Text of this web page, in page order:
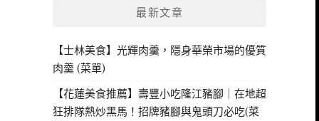
最新文章
【士林美食】光輝肉羹，隱身華榮市場的優質
肉羹 (菜單)
【花蓮美食推薦】壽豐小吃隆江豬腳｜在地超
狂排隊熱炒黑馬！招牌豬腳與鬼頭刀必吃(菜